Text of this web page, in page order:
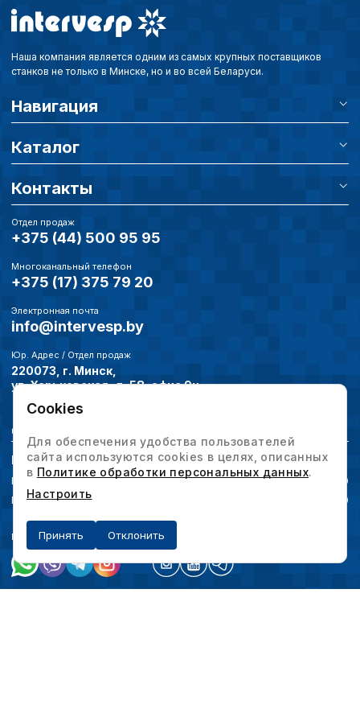
Наша компания является одним из самых крупных поставщиков
станков не только в Минске, но и во всей Беларуси.
Навигация
Каталог
Контакты
Отдел продаж
+375 (44) 500 95 95
Многоканальный телефон
+375 (17) 375 79 20
Электронная почта
info@intervesp.by
Юр. Адрес / Отдел продаж
220073, г. Минск,
ул. Харьковская, д. 58, офис 9н
Дополнительно
Режим работы
Понедельник-четверг
09:00-18:00
Пятница
09:00-17:00
Наши мессенджеры Мы в социальных сетях
Cookies
Для обеспечения удобства пользователей
сайта используются cookies в целях, описанных
в Политике обработки персональных данных.
Настроить
Принять Отклонить